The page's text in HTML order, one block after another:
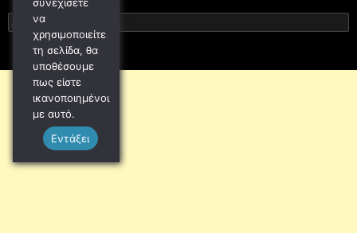
Αναζήτηση
για:
να
χρησιμοποιείτε
τη σελίδα, θα
υποθέσουμε
πως είστε
ικανοποιημένοι
με αυτό.
Εντάξει